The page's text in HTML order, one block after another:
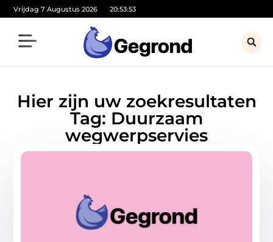
Vrijdag 7 Augustus 2026 20:53:53
Hier zijn uw zoekresultaten
Tag: Duurzaam
wegwerpservies